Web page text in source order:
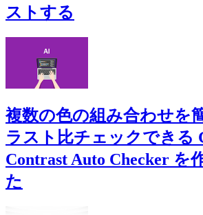
ストする
複数の色の組み合わせを
ラスト比チェックできる
Contrast Auto Checker を
た